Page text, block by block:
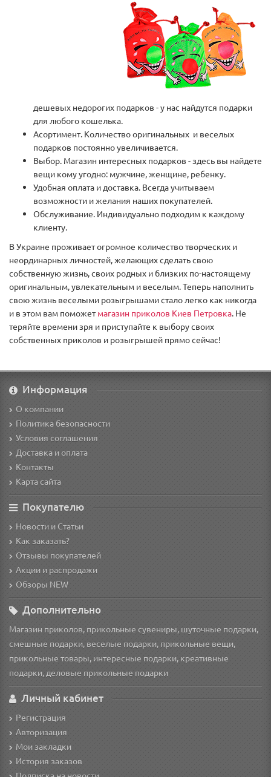
дешевых недорогих подарков - у нас найдутся подарки
для любого кошелька.
Асортимент. Количество оригинальных и веселых
подарков постоянно увеличивается.
Выбор. Магазин интересных подарков - здесь вы найдете
вещи кому угодно: мужчине, женщине, ребенку.
Удобная оплата и доставка. Всегда учитываем
возможности и желания наших покупателей.
Обслуживание. Индивидуально подходим к каждому
клиенту.
В Украине проживает огромное количество творческих и
неординарных личностей, желающих сделать свою
собственную жизнь, своих родных и близких по-настоящему
оригинальным, увлекательным и веселым. Теперь наполнить
свою жизнь веселыми розыгрышами стало легко как никогда
и в этом вам поможетмагазин приколов Киев Петровка. Не
теряйте времени зря и приступайте к выбору своих
собственных приколов и розыгрышей прямо сейчас!
Информация
О компании
Политика безопасности
Условия соглашения
Доставка и оплата
Контакты
Карта сайта
Покупателю
Новости и Статьи
Как заказать?
Отзывы покупателей
Акции и распродажи
Обзоры NEW
Дополнительно
Магазин приколов, прикольные сувениры, шуточные подарки,
смешные подарки, веселые подарки, прикольные вещи,
прикольные товары, интересные подарки, креативные
подарки, деловые прикольные подарки
Личный кабинет
Регистрация
Авторизация
Мои закладки
История заказов